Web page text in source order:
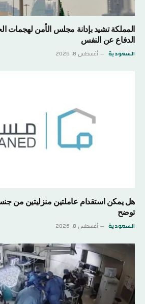
المملكة تشيد بإدانة مجلس الأمن لهجمات
الدفاع عن النفس
السعودية أغسطس 8, 2026
هل يمكن استقدام عاملتين منزليتين من
توضح
السعودية أغسطس 8, 2026